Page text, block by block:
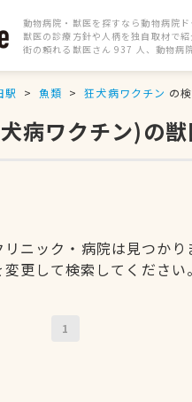
動物病院・獣医を探すなら動物病院ド
獣医の診療方針や人柄を独自取材で
街の頼れる獣医さん 937 人、動物
駅 魚類 狂犬病ワクチン の
病ワクチン)の
ニック・病院は見つかり
更して検索してください。
1